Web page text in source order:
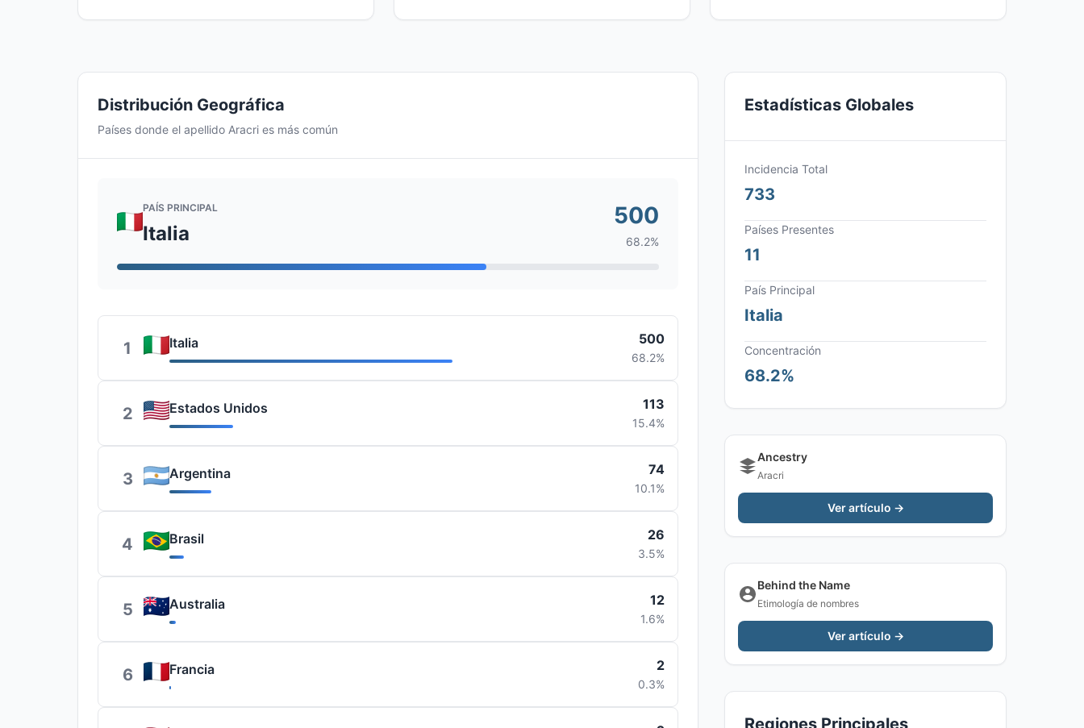
Distribución Geográfica
Países donde el apellido Aracri es más común
PAÍS PRINCIPAL
Italia
500
68.2%
1 Italia 500
68.2%
2 Estados Unidos 113
15.4%
3 Argentina 74
10.1%
4 Brasil 26
3.5%
5 Australia 12
1.6%
6 Francia 2
0.3%
Estadísticas Globales
Incidencia Total
733
Países Presentes
11
País Principal
Italia
Concentración
68.2%
Ancestry
Aracri
Ver artículo →
Behind the Name
Etimología de nombres
Ver artículo →
Regiones Principales